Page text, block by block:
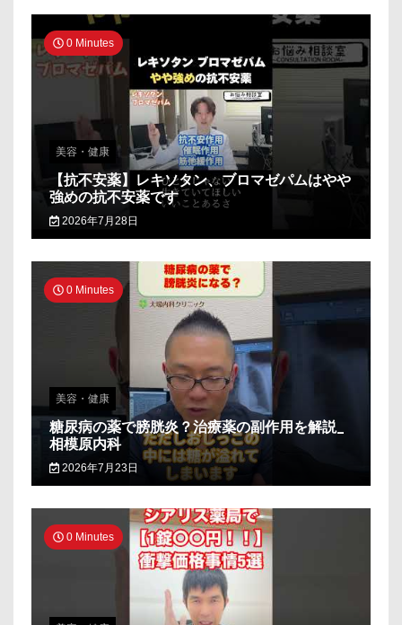
0 Minutes
美容・健康
【抗不安薬】レキソタン、ブロマゼパムはやや
強めの抗不安薬です
2026年7月28日
0 Minutes
美容・健康
糖尿病の薬で膀胱炎？治療薬の副作用を解説_
相模原内科
2026年7月23日
0 Minutes